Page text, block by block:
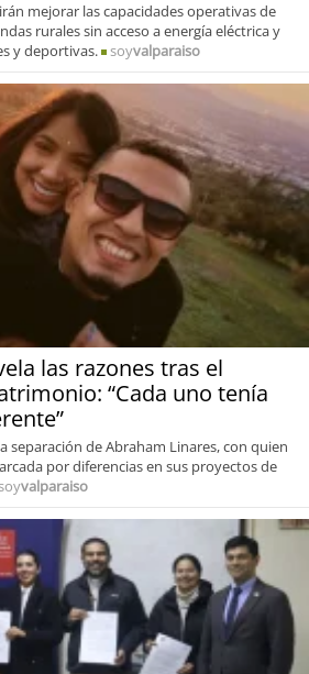
mejorar las capacidades operativas de
rurales sin acceso a energía eléctrica y
y deportivas.
soyvalparaiso
las razones tras el
“Cada uno tenía
separación de Abraham Linares, con quien
por diferencias en sus proyectos de
valparaiso